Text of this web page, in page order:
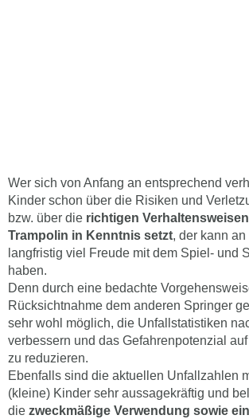
Wer sich von Anfang an entsprechend
Kinder schon über die Risiken und
bzw. über die richtigen
Trampolin in Kenntnis setzt, der kann
langfristig viel Freude mit dem Spiel- und
haben.
Denn durch eine bedachte
Rücksichtnahme dem anderen Springer
sehr wohl möglich, die Unfallstatistiken
verbessern und das Gefahrenpotenzial
zu reduzieren.
Ebenfalls sind die aktuellen Unfallzahlen
(kleine) Kinder sehr aussagekräftig und
die zweckmäßige Verwendung sowie